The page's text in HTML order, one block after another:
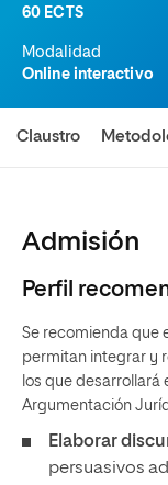
60 ECTS
Modalidad
Online interactivo
Claustro
Admisión
Perfil
Se recomienda que
permitan integrar y
los que desarrollará
Argumentación
Elaborar
persuasivos